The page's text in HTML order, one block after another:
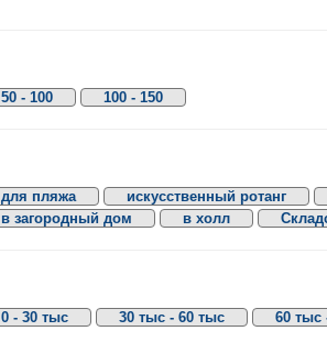
50 - 100 100 - 150
для пляжа искусственный ротанг
в загородный дом
в холл
0 - 30 тыс 30 тыс - 60 тыс 60 тыс